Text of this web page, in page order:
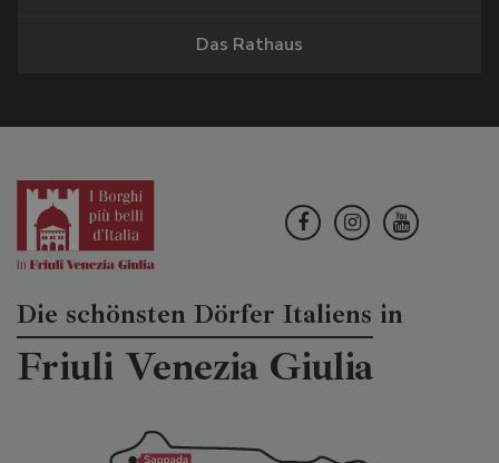
Das Rathaus
Die schönsten Dörfer Italiens in
Friuli Venezia Giulia